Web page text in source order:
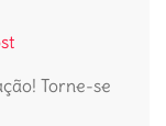
Torne-se